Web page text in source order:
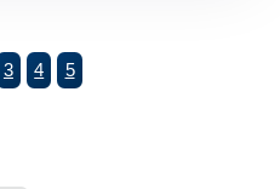
3 4 5